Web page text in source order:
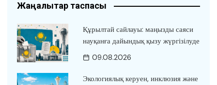
Жаңалықтар таспасы
Құрылтай сайлауы: маңызды саяси
науқанға дайындық қызу жүргізілуде
09.08.2026
Экологиялық керуен, инклюзия және